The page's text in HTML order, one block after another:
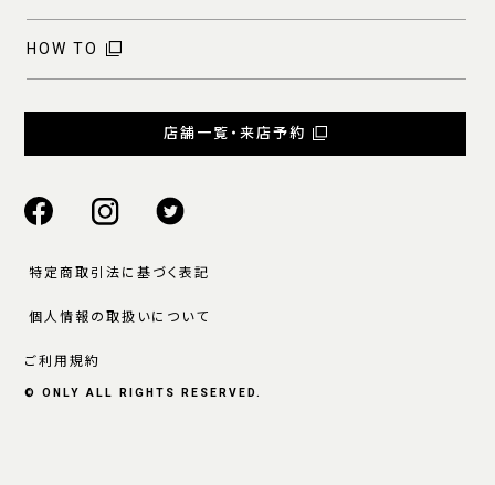
HOW TO
店舗一覧・来店予約
特定商取引法に基づく表記
個人情報の取扱いについて
ご利用規約
© ONLY ALL RIGHTS RESERVED.